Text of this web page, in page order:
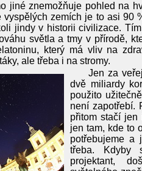
jiné znemožňuje pohled na
zemích je to asi 90
jindy v historii civilizace.
světla a tmy v přírodě,
který má vliv na
ale třeba i na stromy.
Jen za
dvě miliardy
použito
není zapotřebí.
přitom stačí jen
jen tam, kde to
potřebujeme a
třeba. Kdyby
projektant,